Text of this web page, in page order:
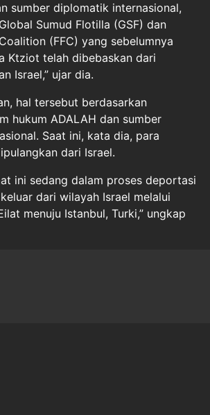
sumber diplomatik internasional,
Sumud Flotilla (GSF) dan
(FFC) yang sebelumnya
Ktziot telah dibebaskan dari
Israel,” ujar dia.
hal tersebut berdasarkan
hukum ADALAH dan sumber
Saat ini, kata dia, para
dari Israel.
ini sedang dalam proses deportasi
dari wilayah Israel melalui
menuju Istanbul, Turki,” ungkap